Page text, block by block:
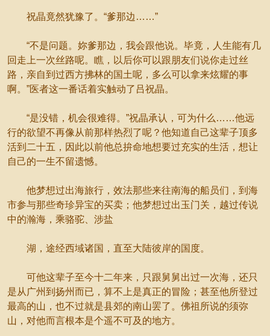
祝晶竟然犹豫了。“爹那边……”
“不是问题。妳爹那边，我会跟他说。毕竟，人生能有几
回走上一次丝路呢。瞧，以后你可以跟朋友们说你走过丝
路，亲自到过西方拂林的国土呢，多么可以拿来炫耀的事
啊。”医者这一番话着实触动了吕祝晶。
“是没错，机会很难得。”祝晶承认，可为什么……他远
行的欲望不再像从前那样热烈了呢？他知道自己这辈子顶多
活到二十五，因此以前他总拚命地想要过充实的生活，想让
自己的一生不留遗憾。
他梦想过出海旅行，效法那些来往南海的船员们，到海
市参与那些奇珍异宝的买卖；他梦想过出玉门关，越过传说
中的瀚海，乘骆驼、涉盐
湖，途经西域诸国，直至大陆彼岸的国度。
可他这辈子至今十二年来，只跟舅舅出过一次海，还只
是从广州到扬州而已，算不上是真正的冒险；甚至他所登过
最高的山，也不过就是县郊的南山罢了。佛祖所说的须弥
山，对他而言根本是个遥不可及的地方。